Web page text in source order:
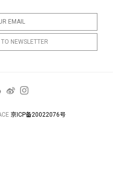
京ICP备20022076号